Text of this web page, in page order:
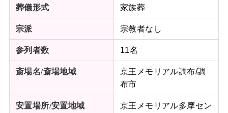
葬儀形式 家族葬
宗派 宗教者なし
参列者数 11名
斎場名/斎場地域
京王メモリアル調布/調
布市
安置場所/安置地域
京王メモリアル多摩セン